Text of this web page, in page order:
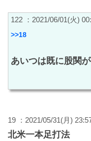
122 ：2021/06/01(火)
>>18
あいつは既に股関
19 ：2021/05/31(月)
北米一本足打法